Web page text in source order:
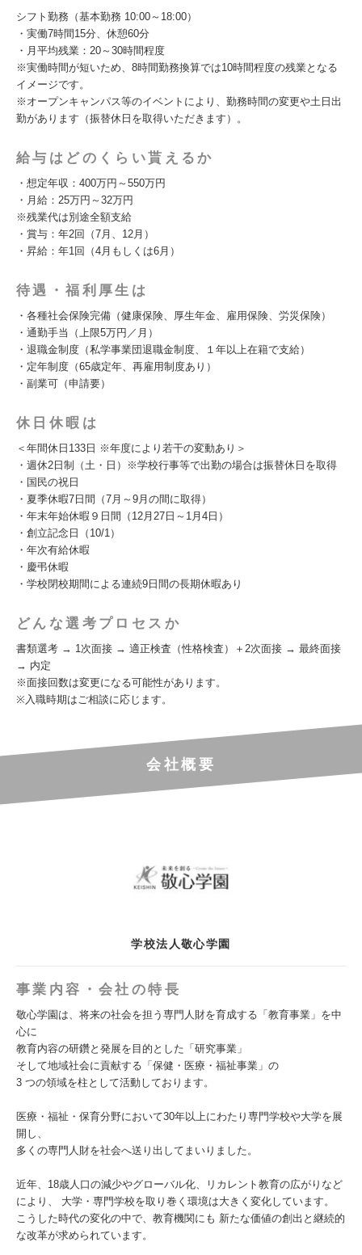
シフト勤務（基本勤務 10:00～18:00）
・実働7時間15分、休憩60分
・月平均残業：20～30時間程度
※実働時間が短いため、8時間勤務換算では10時間程度の残業となる
イメージです。
※オープンキャンパス等のイベントにより、勤務時間の変更や土日出
勤があります（振替休日を取得いただきます）。
給与はどのくらい貰えるか
・想定年収：400万円～550万円
・月給：25万円～32万円
※残業代は別途全額支給
・賞与：年2回（7月、12月）
・昇給：年1回（4月もしくは6月）
待遇・福利厚生は
・各種社会保険完備（健康保険、厚生年金、雇用保険、労災保険）
・通勤手当（上限5万円／月）
・退職金制度（私学事業団退職金制度、１年以上在籍で支給）
・定年制度（65歳定年、再雇用制度あり）
・副業可（申請要）
休日休暇は
＜年間休日133日 ※年度により若干の変動あり＞
・週休2日制（土・日）※学校行事等で出勤の場合は振替休日を取得
・国民の祝日
・夏季休暇7日間（7月～9月の間に取得）
・年末年始休暇９日間（12月27日～1月4日）
・創立記念日（10/1）
・年次有給休暇
・慶弔休暇
・学校閉校期間による連続9日間の長期休暇あり
どんな選考プロセスか
書類選考 → 1次面接 → 適正検査（性格検査）＋2次面接 → 最終面接
→ 内定
※面接回数は変更になる可能性があります。
※入職時期はご相談に応じます。
会社概要
学校法人敬心学園
事業内容・会社の特長
敬心学園は、将来の社会を担う専門人財を育成する「教育事業」を中
心に
教育内容の研鑽と発展を目的とした「研究事業」
そして地域社会に貢献する「保健・医療・福祉事業」の
3 つの領域を柱として活動しております。
医療・福祉・保育分野において30年以上にわたり専門学校や大学を展
開し、
多くの専門人財を社会へ送り出してまいりました。
近年、18歳人口の減少やグローバル化、リカレント教育の広がりなど
により、 大学・専門学校を取り巻く環境は大きく変化しています。
こうした時代の変化の中で、教育機関にも 新たな価値の創出と継続的
な改革が求められています。